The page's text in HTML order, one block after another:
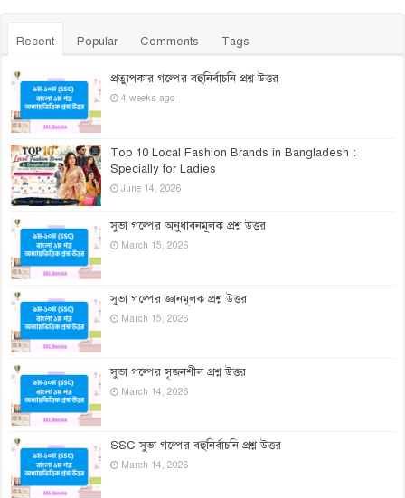
Recent Popular Comments Tags
প্রত্যুপকার গল্পের বহুনির্বাচনি প্রশ্ন উত্তর
4 weeks ago
Top 10 Local Fashion Brands in Bangladesh :
Specially for Ladies
June 14, 2026
সুভা গল্পের অনুধাবনমূলক প্রশ্ন উত্তর
March 15, 2026
সুভা গল্পের জ্ঞানমূলক প্রশ্ন উত্তর
March 15, 2026
সুভা গল্পের সৃজনশীল প্রশ্ন উত্তর
March 14, 2026
SSC সুভা গল্পের বহুনির্বাচনি প্রশ্ন উত্তর
March 14, 2026